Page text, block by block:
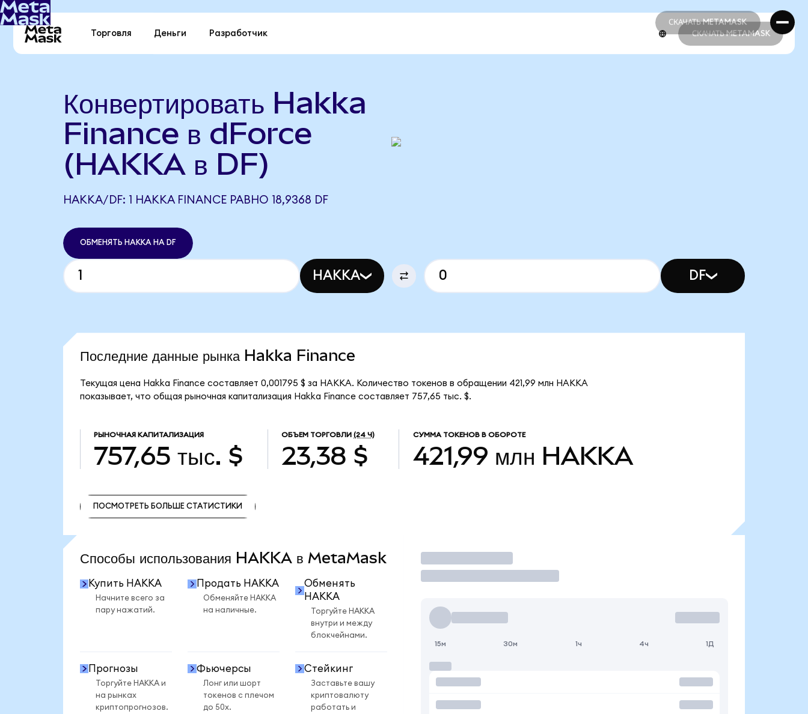
СКАЧАТЬ METAMASK
СКАЧАТЬ METAMASK
Торговля Деньги Разработчик СКАЧАТЬ METAMASK
Конвертировать Hakka
Finance в dForce
(HAKKA в DF)
HAKKA/DF: 1 HAKKA FINANCE РАВНО 18,9368 DF
ОБМЕНЯТЬ HAKKA НА DF
HAKKA DF
Последние данные рынка Hakka Finance
Текущая цена Hakka Finance составляет 0,001795 $ за HAKKA. Количество токенов в обращении 421,99 млн HAKKA
показывает, что общая рыночная капитализация Hakka Finance составляет 757,65 тыс. $.
РЫНОЧНАЯ КАПИТАЛИЗАЦИЯ
757,65 тыс. $
ОБЪЕМ ТОРГОВЛИ (24 Ч)
23,38 $
СУММА ТОКЕНОВ В ОБОРОТЕ
421,99 млн HAKKA
ПОСМОТРЕТЬ БОЛЬШЕ СТАТИСТИКИ
Способы использования HAKKA в MetaMask
Купить HAKKA
Начните всего за
пару нажатий.
Продать HAKKA
Обменяйте HAKKA
на наличные.
Обменять
HAKKA
Торгуйте HAKKA
внутри и между
блокчейнами.
Прогнозы
Торгуйте HAKKA и
на рынках
криптопрогнозов.
Фьючерсы
Лонг или шорт
токенов с плечом
до 50x.
Стейкинг
Заставьте вашу
криптовалюту
работать и
Торговать
15м 30м 1ч 4ч 1Д